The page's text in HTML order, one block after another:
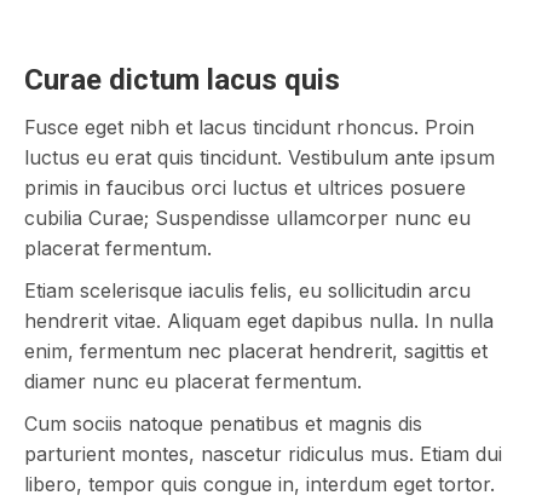
Curae dictum lacus quis
Fusce eget nibh et lacus tincidunt rhoncus. Proin
luctus eu erat quis tincidunt. Vestibulum ante ipsum
primis in faucibus orci luctus et ultrices posuere
cubilia Curae; Suspendisse ullamcorper nunc eu
placerat fermentum.
Etiam scelerisque iaculis felis, eu sollicitudin arcu
hendrerit vitae. Aliquam eget dapibus nulla. In nulla
enim, fermentum nec placerat hendrerit, sagittis et
diamer nunc eu placerat fermentum.
Cum sociis natoque penatibus et magnis dis
parturient montes, nascetur ridiculus mus. Etiam dui
libero, tempor quis congue in, interdum eget tortor.